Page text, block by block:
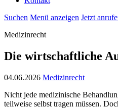
Suchen Menü anzeigen Jetzt
Medizinrecht
Die wirtschaftliche
04.06.2026 Medizinrecht
Nicht jede medizinische
teilweise selbst tragen müssen.